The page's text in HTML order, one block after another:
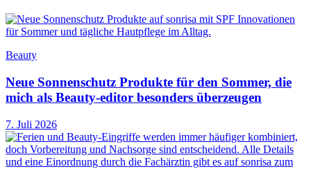
Beauty
Neue Sonnenschutz Produkte für den Sommer, die
mich als Beauty-editor besonders überzeugen
7. Juli 2026